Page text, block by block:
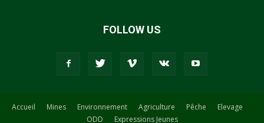
FOLLOW US
Accueil Mines Environnement Agriculture Pêche
Elevage
ODD
Expressions Jeunes